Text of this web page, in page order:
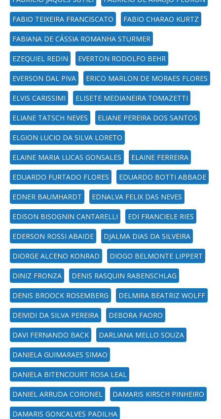
FABIO TEIXEIRA FRANCISCATO FABIO CHARAO KURTZ
FABIANA DE CÁSSIA ROMANHA STURMER
EZEQUIEL REDIN EVERTON RODOLFO BEHR
EVERSON DAL PIVA ERICO MARLON DE MORAES FLORES
ELVIS CARISSIMI ELISETE MEDIANEIRA TOMAZETTI
ELIANE TATSCH NEVES ELIANE PEREIRA DOS SANTOS
ELGION LUCIO DA SILVA LORETO
ELAINE MARIA LUCAS GONSALES ELAINE FERREIRA
EDUARDO FURTADO FLORES EDUARDO BOTTI ABBADE
EDNER BAUMHARDT EDNALVA FELIX DAS NEVES
EDISON BISOGNIN CANTARELLI EDI FRANCIELE RIES
EDERSON ROSSI ABAIDE DJALMA DIAS DA SILVEIRA
DIORGE ALCENO KONRAD DIOGO BELMONTE LIPPERT
DINIZ FRONZA DENIS RASQUIN RABENSCHLAG
DENIS BROOCK ROSEMBERG DELMIRA BEATRIZ WOLFF
DEIVIDI DA SILVA PEREIRA DEBORA FAORO
DAVI FERNANDO BACK DARLIANA MELLO SOUZA
DANIELA GUIMARAES SIMAO
DANIELA BITENCOURT ROSA LEAL
DANIEL ARRUDA CORONEL DAMARIS KIRSCH PINHEIRO
DAMARIS GONCALVES PADILHA